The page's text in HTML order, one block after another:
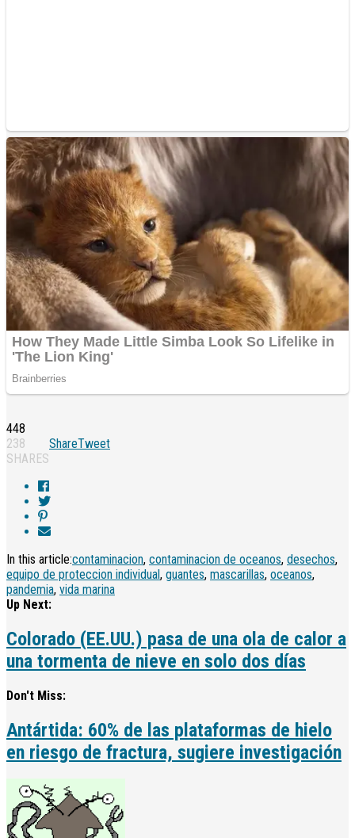
448
238
SHARES
ShareTweet
In this article:contaminacion, contaminacion de oceanos, desechos,
equipo de proteccion individual, guantes, mascarillas, oceanos,
pandemia, vida marina
Up Next:
Colorado (EE.UU.) pasa de una ola de calor a
una tormenta de nieve en solo dos días
Don't Miss:
Antártida: 60% de las plataformas de hielo
en riesgo de fractura, sugiere investigación